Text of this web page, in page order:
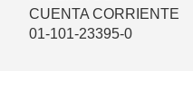
CUENTA CORRIENTE
01-101-23395-0